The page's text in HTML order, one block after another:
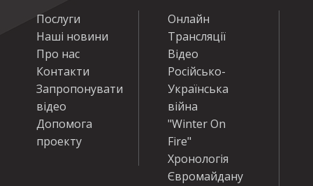
Послуги
Наші новини
Про нас
Контакти
Запропонувати
відео
Допомога
проекту
Онлайн
Трансляції
Відео
Російсько-
Українська
війна
"Winter On
Fire"
Хронологія
Євромайдану